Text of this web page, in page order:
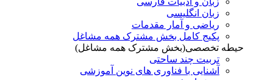
زبان انگلیسی
ریاضی و آمار مقدمات
پکیج کامل بخش مشترک همه مشاغل
حیطه تخصصی(بخش مشترک همه مشاغل)
تربیت چند ساحتی
آشنایی با فناوری های نوین آموزشی